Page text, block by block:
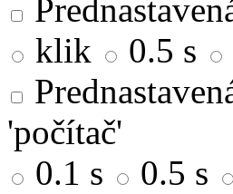
klik
0.5 s
'počítač'
0.1 s
0.5 s